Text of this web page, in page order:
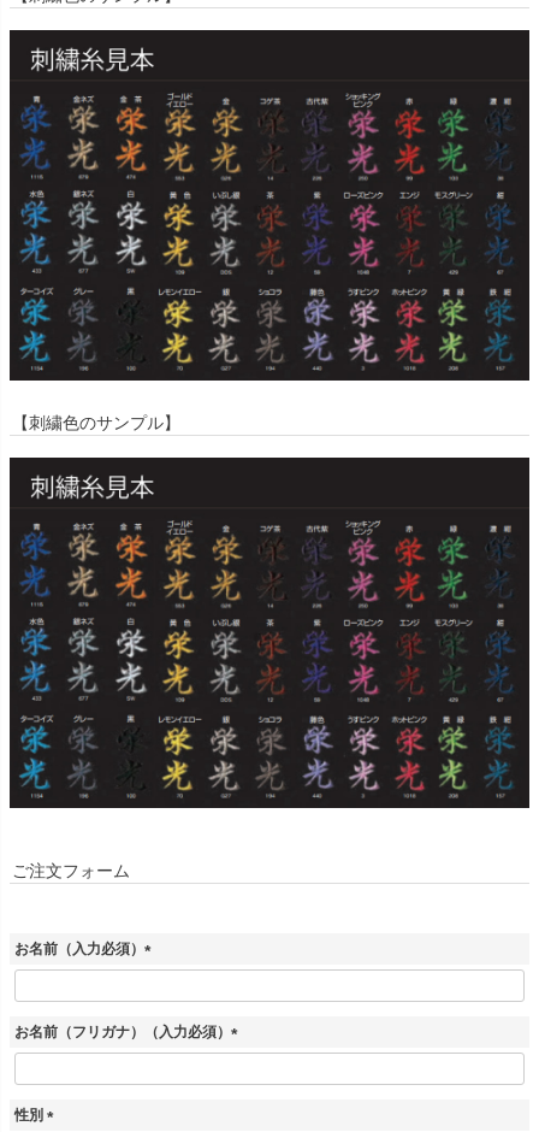
【刺繍色のサンプル】
ご注文フォーム
お名前（入力必須）
(
必
お名前（フリガナ）（入力必須）
(
必
性別